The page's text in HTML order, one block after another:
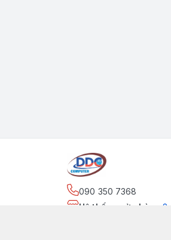
090 350 7368
Hệ thống cửa hàng
:2